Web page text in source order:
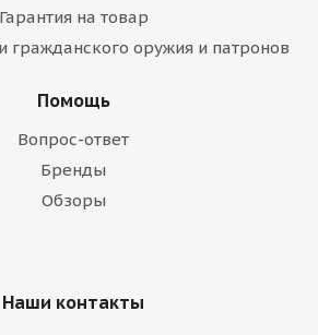
Гарантия на товар
гражданского оружия и патронов
Помощь
Вопрос-ответ
Бренды
Обзоры
Наши контакты